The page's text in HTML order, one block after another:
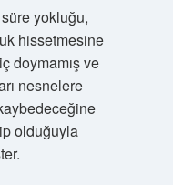
yokluğu,
hissetmesine
doymamış ve
nesnelere
olduğuyla